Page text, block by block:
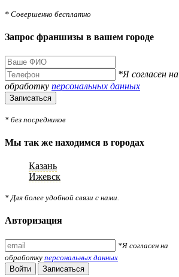
* Совершенно бесплатно
Запрос франшизы в вашем городе
*Я согласен на
обработку персональных данных
Записаться
* без посредников
Мы так же находимся в городах
Казань
Ижевск
* Для более удобной связи с нами.
Авторизация
*Я согласен на
обработку персональных данных
Войти
Записаться